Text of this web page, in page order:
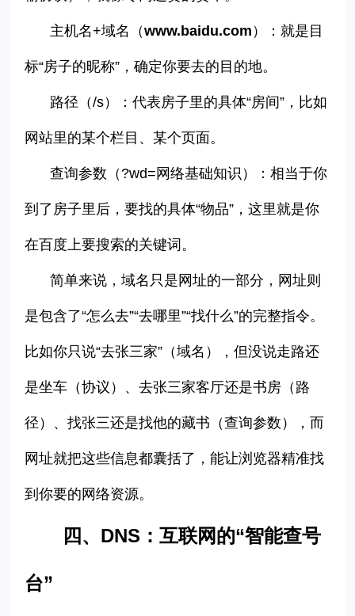
主机名+域名（www.baidu.com ）：就是目
标“房子的昵称” ，确定你要去的目的地。
路径（/s）：代表房子里的具体“房间” ，比如
网站里的某个栏目、某个页面。
查询参数（?wd= 网络基础知识）：相当于你
到了房子里后，要找的具体“物品” ，这里就是你
在百度上要搜索的关键词。
简单来说，域名只是网址的一部分，网址则
是包含了“怎么去”“去哪里”“找什么”的完整指令。
比如你只说“去张三家” （域名），但没说走路还
是坐车（协议）、去张三家客厅还是书房（路
径）、找张三还是找他的藏书（查询参数），而
网址就把这些信息都囊括了，能让浏览器精准找
到你要的网络资源。
四、 DNS：互联网的“智能查号
台”